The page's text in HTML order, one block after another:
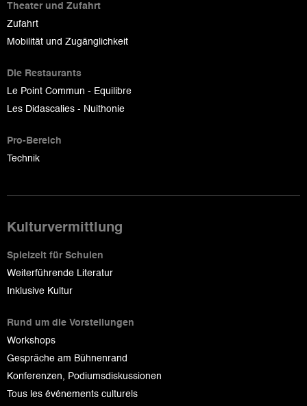
Theater und Zufahrt
Zufahrt
Mobilität und Zugänglichkeit
Die Restaurants
Le Point Commun - Equilibre
Les Didascalies - Nuithonie
Pro-Bereich
Technik
Kulturvermittlung
Spielzeit für Schulen
Weiterführende Literatur
Inklusive Kultur
Rund um die Vorstellungen
Workshops
Gespräche am Bühnenrand
Konferenzen, Podiumsdiskussionen
Tous les événements culturels